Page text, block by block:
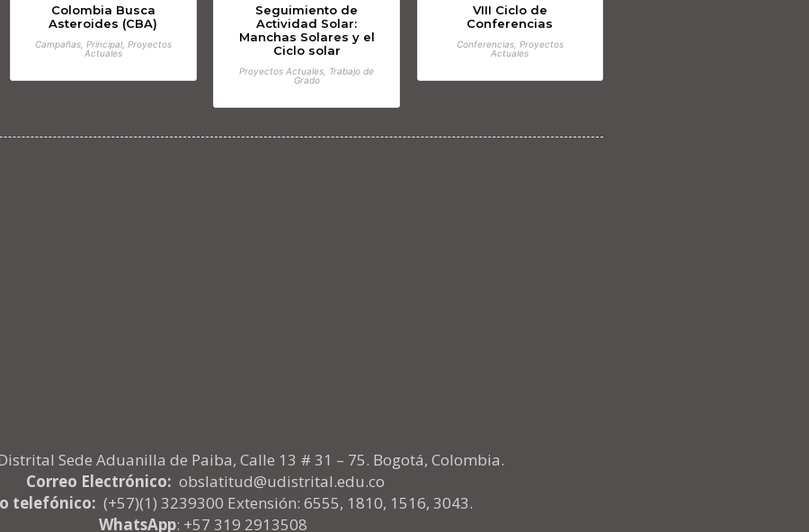
Colombia Busca
Asteroides (CBA)
Campañas, Principal, Proyectos
Actuales
Seguimiento de
Actividad Solar:
Manchas Solares y el
Ciclo solar
Proyectos Actuales, Trabajo de
Grado
VIII Ciclo de
Conferencias
Conferencias, Proyectos
Actuales
Sede Aduanilla de Paiba, Calle 13 # 31 – 75. Bogotá, Colombia.
Correo Electrónico: obslatitud@udistrital.edu.co
telefónico: (+57)(1) 3239300 Extensión: 6555, 1810, 1516, 3043.
WhatsApp: +57 319 2913508